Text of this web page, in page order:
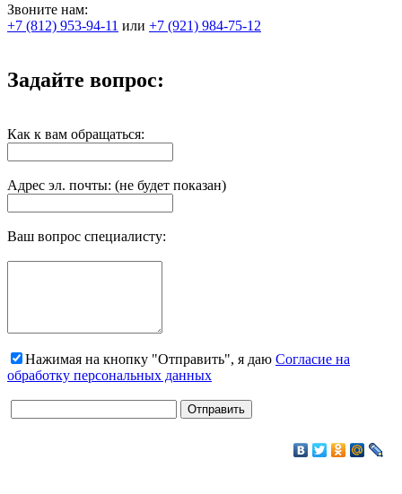
Звоните нам:
+7 (812) 953-94-11 или +7 (921) 984-75-12
Задайте вопрос:
Как к вам обращаться:
Адрес эл. почты: (не будет показан)
Ваш вопрос специалисту:
Нажимая на кнопку "Отправить", я даю Согласие на
обработку персональных данных